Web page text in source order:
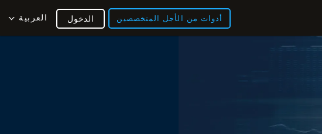
أدوات من الأجل المتخصصين العربية الدخول